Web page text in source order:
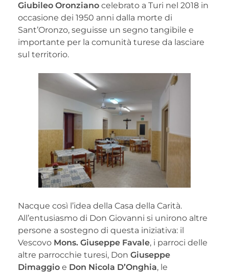
Giubileo Oronziano celebrato a Turi nel 2018 in
occasione dei 1950 anni dalla morte di
Sant’Oronzo, seguisse un segno tangibile e
importante per la comunità turese da lasciare
sul territorio.
Nacque così l’idea della Casa della Carità.
All’entusiasmo di Don Giovanni si unirono altre
persone a sostegno di questa iniziativa: il
Vescovo Mons. Giuseppe Favale, i parroci delle
altre parrocchie turesi, Don Giuseppe
Dimaggio e Don Nicola D’Onghia, le